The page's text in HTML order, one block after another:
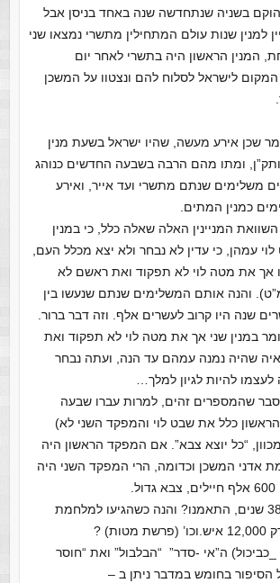
בשניה שנתחדשה שנה באחד בניסן אבל
למנין שנות עולם המתחילין מתשרי נמצאו שני
המנין הראשון היה בתשרי לאחר יום
לישראל לסלוח להם ונצטוו על המשכן
שכן אירע מעשה, שהיו ישראל בשעת מנין
ומתו מהם הרבה בשבעה החדשים כנוהג
משלימים שנתם מתשרי ועד אייר, ואירע
כמנין המתים.
המניינין האלה שאלה כלל, כי במנין
עמהן, כי עדין לא נבחר ולא יצא מכלל העם,
אך את מטה לוי לא תפקוד ואת ראשם לא
והנה אותם המשלימים שנתם שנעשו בין
שנה היו קרוב לעשרים אלף. וזה דבר ברור.
במנין שני אך את מטה לוי לא תפקוד ואת
שהיה נמנה עמהם עד הנה, ועתה נבחר
להיות לגיון למלך…
שהמספרים זהים, למרות עברו שבעה
כלל את שבט לוי והמפקד השני לא)
מכוון, “כל יוצא צבא”. אם המפקד הראשון היה
אדני המשכן וכדומה, הרי המפקד השני היה
מה עשו עם כולם 38 שנים, התאמנו? והנה כשהגיעו למלחמת
?
_כביכול) ה”אי -סדר” “הבלבול” ואת “חוסר
הסיפור בחומש במדבר ניתן ב –